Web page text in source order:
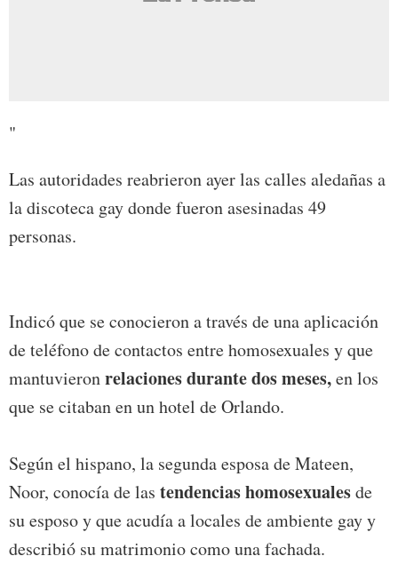
"
Las autoridades reabrieron ayer las calles aledañas a
la discoteca gay donde fueron asesinadas 49
personas.
Indicó que se conocieron a través de una aplicación
de teléfono de contactos entre homosexuales y que
mantuvieronrelaciones durante dos meses,en los
que se citaban en un hotel de Orlando.
Según el hispano, la segunda esposa de Mateen,
Noor, conocía de las tendencias homosexualesde
su esposo y que acudía a locales de ambiente gay y
describió su matrimonio como una fachada.